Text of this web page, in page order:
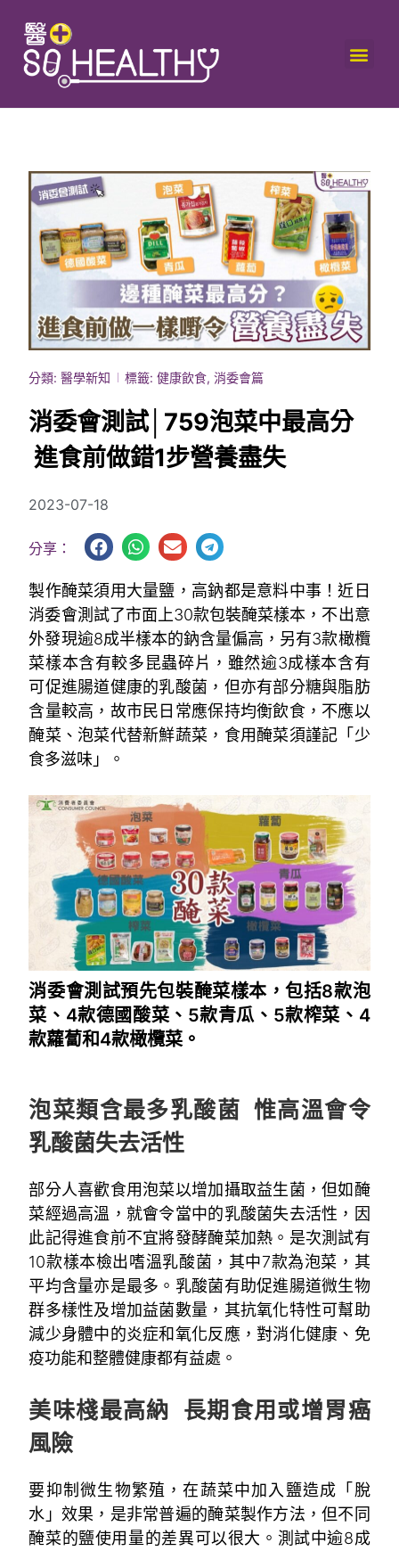
分類: 醫學新知 標籤: 健康飲食,消委會篇
消委會測試│759泡菜中最高分
進食前做錯1步營養盡失
2023-07-18
分享：
製作醃菜須用大量鹽，高鈉都是意料中事！近日
消委會測試了市面上30款包裝醃菜樣本，不出意
外發現逾8成半樣本的鈉含量偏高，另有3款橄欖
菜樣本含有較多昆蟲碎片，雖然逾3成樣本含有
可促進腸道健康的乳酸菌，但亦有部分糖與脂肪
含量較高，故市民日常應保持均衡飲食，不應以
醃菜、泡菜代替新鮮蔬菜，食用醃菜須謹記「少
食多滋味」。
消委會測試預先包裝醃菜樣本，包括8款泡
菜、4款德國酸菜、5款青瓜、5款榨菜、4
款蘿蔔和4款橄欖菜。
泡菜類含最多乳酸菌 惟高溫會令
乳酸菌失去活性
部分人喜歡食用泡菜以增加攝取益生菌，但如醃
菜經過高溫，就會令當中的乳酸菌失去活性，因
此記得進食前不宜將發酵醃菜加熱。是次測試有
10款樣本檢出嗜溫乳酸菌，其中7款為泡菜，其
平均含量亦是最多。乳酸菌有助促進腸道微生物
群多樣性及增加益菌數量，其抗氧化特性可幫助
減少身體中的炎症和氧化反應，對消化健康、免
疫功能和整體健康都有益處。
美味棧最高納 長期食用或增胃癌
風險
要抑制微生物繁殖，在蔬菜中加入鹽造成「脫
水」效果，是非常普遍的醃菜製作方法，但不同
醃菜的鹽使用量的差異可以很大。測試中逾8成